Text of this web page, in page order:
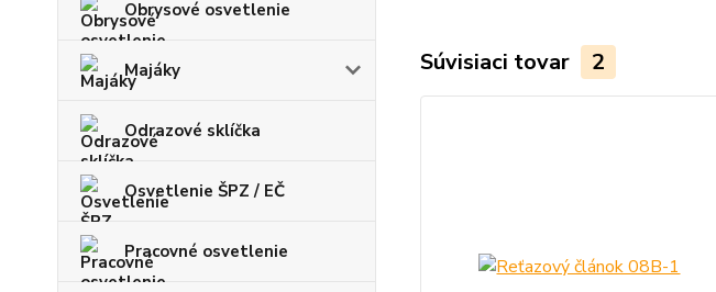
Obrysové osvetlenie
Majáky
Odrazové sklíčka
Osvetlenie ŠPZ / EČ
Pracovné osvetlenie
Súvisiaci tovar 2